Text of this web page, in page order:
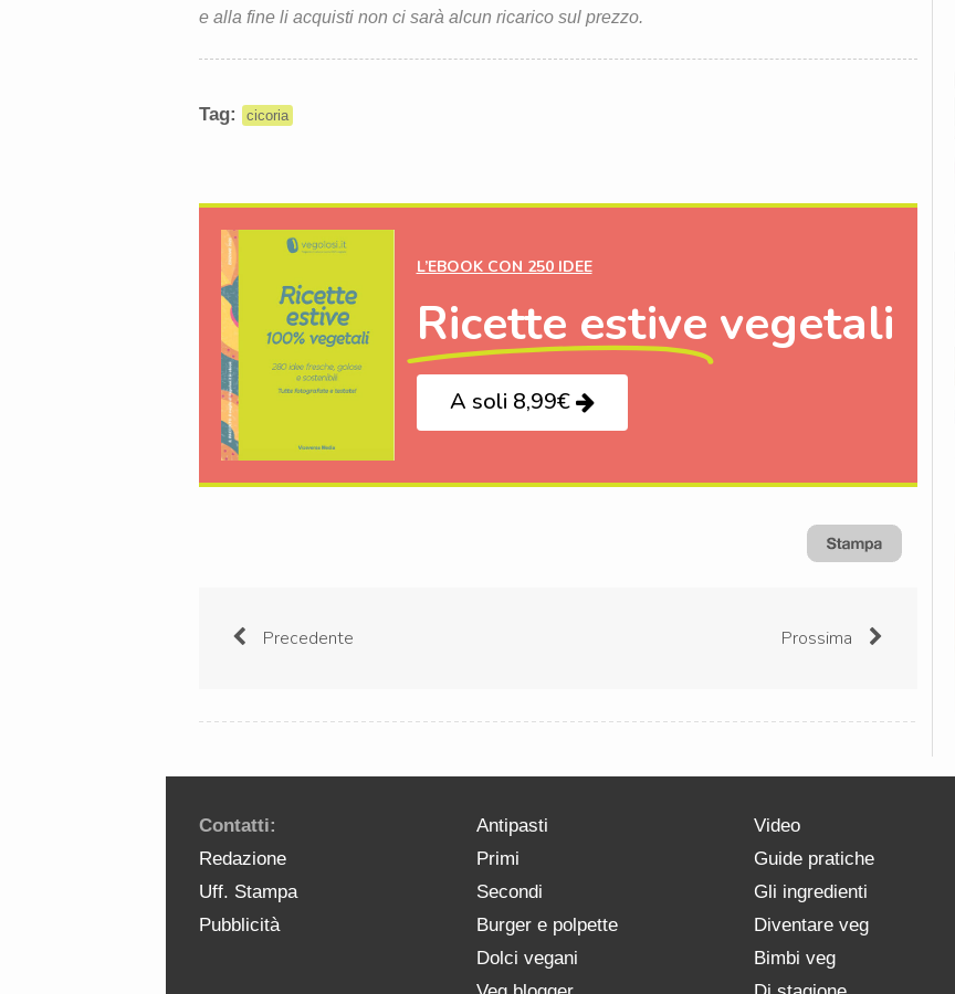
e alla fine li acquisti non ci sarà alcun ricarico sul prezzo.
Tag: cicoria
L’EBOOK CON 250 IDEE
Ricette estive vegetali
A soli 8,99€
Precedente Prossima
Contatti:
Redazione
Uff. Stampa
Pubblicità
Antipasti
Primi
Secondi
Burger e polpette
Dolci vegani
Video
Guide pratiche
Gli ingredienti
Diventare veg
Bimbi veg